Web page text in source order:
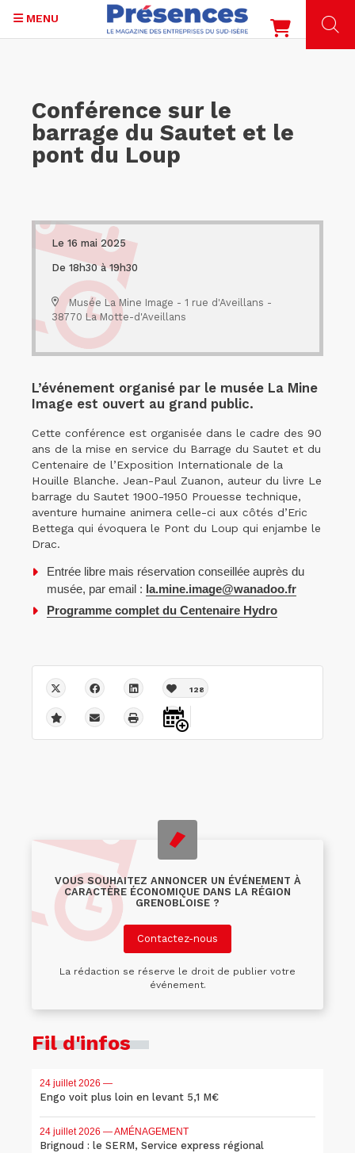
principal
MENU
Conférence sur le
barrage du Sautet et le
pont du Loup
Le 16 mai 2025
De 18h30 à 19h30
Musée La Mine Image - 1 rue d'Aveillans -
38770 La Motte-d'Aveillans
L’événement organisé par le musée La Mine
Image est ouvert au grand public.
Cette conférence est organisée dans le cadre des 90
ans de la mise en service du Barrage du Sautet et du
Centenaire de l’Exposition Internationale de la
Houille Blanche. Jean-Paul Zuanon, auteur du livre Le
barrage du Sautet 1900-1950 Prouesse technique,
aventure humaine animera celle-ci aux côtés d’Eric
Bettega qui évoquera le Pont du Loup qui enjambe le
Drac.
Entrée libre mais réservation conseillée auprès du
musée, par email : la.mine.image@wanadoo.fr
Programme complet du Centenaire Hydro
128
VOUS SOUHAITEZ ANNONCER UN ÉVÉNEMENT À
CARACTÈRE ÉCONOMIQUE DANS LA RÉGION
GRENOBLOISE ?
Contactez-nous
La rédaction se réserve le droit de publier votre
événement.
Fil d'infos
24 juillet 2026 —
Engo voit plus loin en levant 5,1 M€
24 juillet 2026 — AMÉNAGEMENT
Brignoud : le SERM, Service express régional